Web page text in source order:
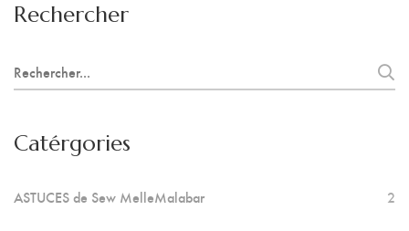
Rechercher
Search
for:
Catérgories
ASTUCES de Sew MelleMalabar 2